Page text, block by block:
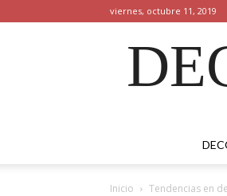
viernes, octubre 11, 2019
Inicio Tendencias en